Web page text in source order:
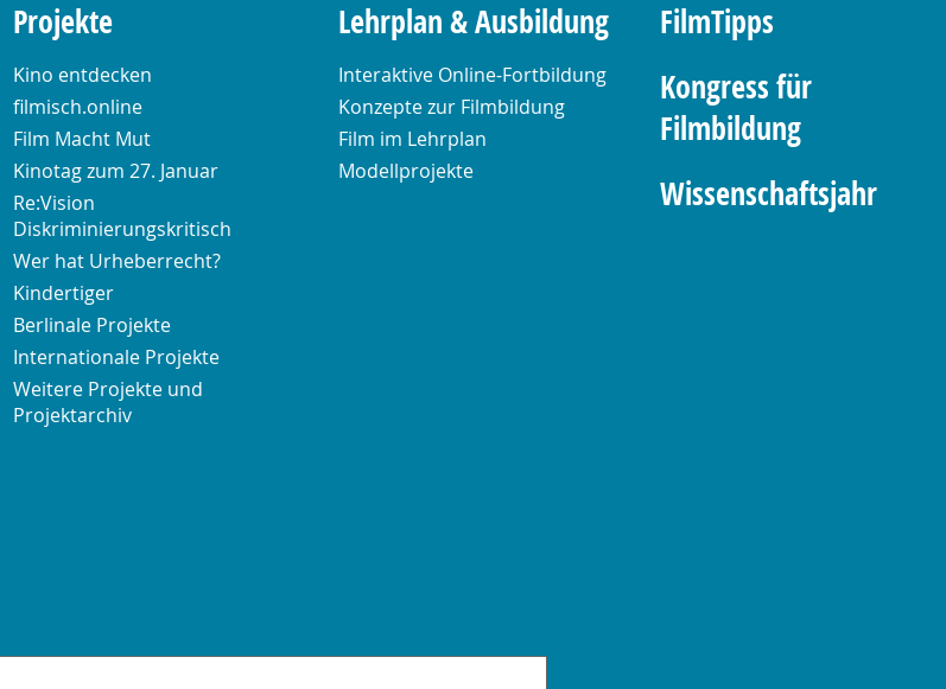
Projekte
Kino entdecken
filmisch.online
Film Macht Mut
Kinotag zum 27. Januar
Re:Vision
Diskriminierungskritisch
Wer hat Urheberrecht?
Kindertiger
Berlinale Projekte
Internationale Projekte
Weitere Projekte und
Projektarchiv
Lehrplan & Ausbildung
Interaktive Online-Fortbildung
Konzepte zur Filmbildung
Film im Lehrplan
Modellprojekte
FilmTipps
Kongress für
Filmbildung
Wissenschaftsjahr